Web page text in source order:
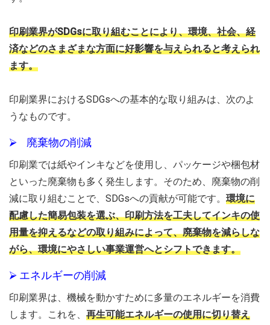
印刷業界がSDGsに取り組むことにより、環境、社会、経
済などのさまざまな方面に好影響を与えられると考えられ
ます。
印刷業界におけるSDGsへの基本的な取り組みは、次のよ
うなものです。
⮚ 廃棄物の削減
印刷業では紙やインキなどを使用し、パッケージや梱包材
といった廃棄物も多く発生します。そのため、廃棄物の削
減に取り組むことで、SDGsへの貢献が可能です。 環境に
配慮した簡易包装を選ぶ、印刷方法を工夫してインキの使
用量を抑えるなどの取り組みによって、廃棄物を減らしな
がら、環境にやさしい事業運営へとシフトできます。
⮚ エネルギーの削減
印刷業界は、機械を動かすために多量のエネルギーを消費
します。これを、 再生可能エネルギーの使用に切り替え